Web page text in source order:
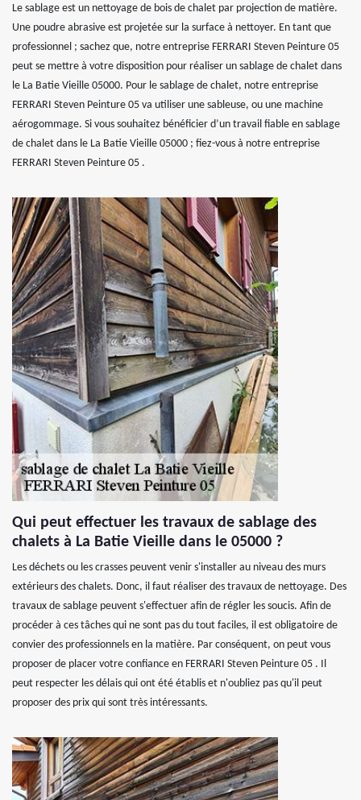
Le sablage est un nettoyage de bois de chalet par projection de matière.
Une poudre abrasive est projetée sur la surface à nettoyer. En tant que
professionnel ; sachez que, notre entreprise FERRARI Steven Peinture 05
peut se mettre à votre disposition pour réaliser un sablage de chalet dans
le La Batie Vieille 05000. Pour le sablage de chalet, notre entreprise
FERRARI Steven Peinture 05 va utiliser une sableuse, ou une machine
aérogommage. Si vous souhaitez bénéficier d’un travail fiable en sablage
de chalet dans le La Batie Vieille 05000 ; fiez-vous à notre entreprise
FERRARI Steven Peinture 05 .
Qui peut effectuer les travaux de sablage des
chalets à La Batie Vieille dans le 05000 ?
Les déchets ou les crasses peuvent venir s'installer au niveau des murs
extérieurs des chalets. Donc, il faut réaliser des travaux de nettoyage. Des
travaux de sablage peuvent s'effectuer afin de régler les soucis. Afin de
procéder à ces tâches qui ne sont pas du tout faciles, il est obligatoire de
convier des professionnels en la matière. Par conséquent, on peut vous
proposer de placer votre confiance en FERRARI Steven Peinture 05 . Il
peut respecter les délais qui ont été établis et n'oubliez pas qu'il peut
proposer des prix qui sont très intéressants.